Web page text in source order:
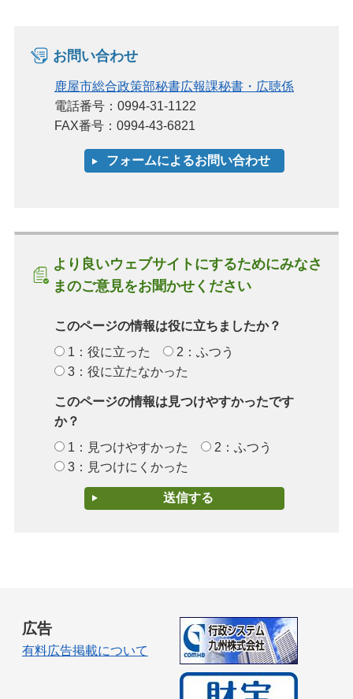
お問い合わせ
鹿屋市総合政策部秘書広報課秘書・広聴係
電話番号：0994-31-1122
FAX番号：0994-43-6821
より良いウェブサイトにするためにみなさ
まのご意見をお聞かせください
このページの情報は役に立ちましたか？
1：役に立った
2：ふつう
3：役に立たなかった
このページの情報は見つけやすかったです
か？
1：見つけやすかった
2：ふつう
3：見つけにくかった
広告
有料広告掲載について